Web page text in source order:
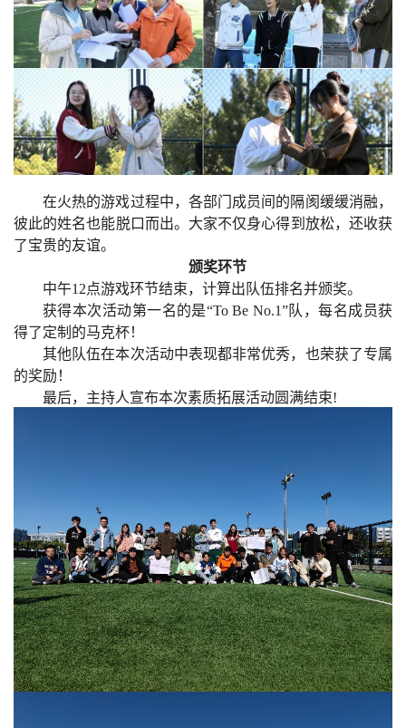
在火热的游戏过程中，各部门成员间的隔阂缓缓消融，
彼此的姓名也能脱口而出。大家不仅身心得到放松，还收获
了宝贵的友谊。
颁奖环节
中午1 2点游戏环节结束，计算出队伍排名并颁奖。
获得本次活动第一名的是“To Be No.1”队，每名成员获
得了定制的马克杯！
其他队伍在本次活动中表现都非常优秀，也荣获了专属
的奖励！
最后，主持人宣布本次素质拓展活动圆满结束!